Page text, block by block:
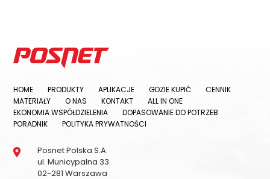
HOME PRODUKTY APLIKACJE GDZIE KUPIĆ
CENNIK
MATERIAŁY
O NAS KONTAKT
ALL IN ONE
EKONOMIA WSPÓŁDZIELENIA
DOPASOWANIE DO POTRZEB
PORADNIK
POLITYKA PRYWATNOŚCI
Posnet Polska S.A.
ul. Municypalna 33
02-281 Warszawa